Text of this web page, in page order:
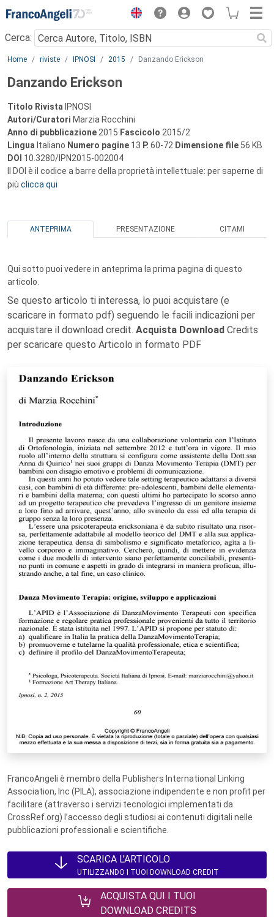
Menu
Cerca:
Main content
Home riviste IPNOSI 2015 Danzando Erickson
Danzando Erickson
Titolo Rivista IPNOSI
Autori/Curatori Marzia Rocchini
Anno di pubblicazione 2015 Fascicolo 2015/2
Lingua Italiano Numero pagine 13 P. 60-72 Dimensione file 56 KB
DOI 10.3280/IPN2015-002004
Il DOI è il codice a barre della proprietà intellettuale: per saperne di
più clicca qui
ANTEPRIMA PRESENTAZIONE CITAMI
Qui sotto puoi vedere in anteprima la prima pagina di questo
articolo.
Se questo articolo ti interessa, lo puoi acquistare (e
scaricare in formato pdf) seguendo le facili indicazioni per
acquistare il download credit. Acquista Download Credits
per scaricare questo Articolo in formato PDF
FrancoAngeli è membro della Publishers International Linking
Association, Inc (PILA), associazione indipendente e non profit per
facilitare (attraverso i servizi tecnologici implementati da
CrossRef.org) l’accesso degli studiosi ai contenuti digitali nelle
pubblicazioni professionali e scientifiche.
SCARICA L'ARTICOLO
UTILIZZANDO I TUOI DOWNLOAD CREDIT
ACQUISTA QUI I TUOI
DOWNLOAD CREDITS